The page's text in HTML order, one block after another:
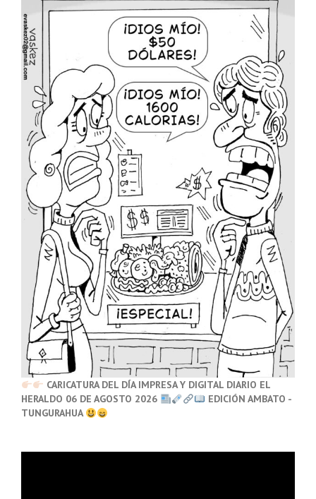
CARICATURA DEL DÍA IMPRESA Y DIGITAL DIARIO EL
HERALDO 06 DE AGOSTO 2026
EDICIÓN AMBATO -
TUNGURAHUA